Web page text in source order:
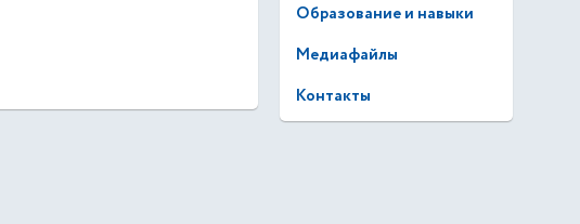
Образование и навыки
Медиафайлы
Контакты